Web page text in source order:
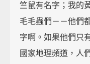
竺鼠有名字；我的
毛毛蟲們－－他們
字啊。如果他們只
國家地理頻道，人